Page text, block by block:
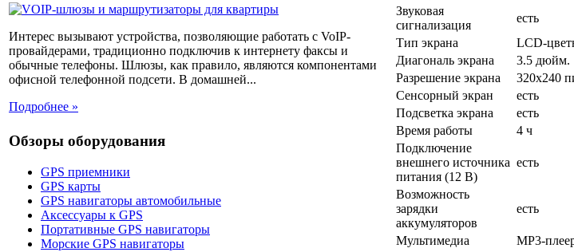
Интерес вызывают устройства, позволяющие работать с VoIP-
провайдерами, традиционно подключив к интернету факсы и
обычные телефоны. Шлюзы, как правило, являются компонентами
офисной телефонной подсети. В домашней...
Подробнее »
Обзоры оборудования
GPS приемники
GPS карты
GPS навигаторы автомобильные
Аксессуары к GPS
Портативные GPS навигаторы
Морские GPS навигаторы
Звуковая
сигнализация
есть
Тип экрана
LCD-
Диагональ экрана
3.5 дюйм.
Разрешение экрана
320x240
Сенсорный экран
есть
Подсветка экрана
есть
Время работы
4 ч
Подключение
внешнего источника
питания (12 В)
есть
Возможность
зарядки
аккумуляторов
есть
Мультимедиа
MP3-